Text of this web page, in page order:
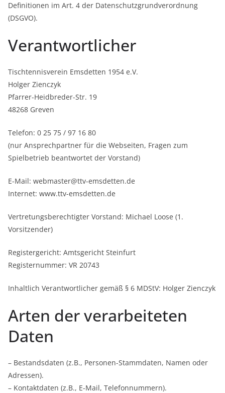
Definitionen im Art. 4 der Datenschutzgrundverordnung
(DSGVO).
Verantwortlicher
Tischtennisverein Emsdetten 1954 e.V.
Holger Zienczyk
Pfarrer-Heidbreder-Str. 19
48268 Greven
Telefon: 0 25 75 / 97 16 80
(nur Ansprechpartner für die Webseiten, Fragen zum
Spielbetrieb beantwortet der Vorstand)
E-Mail: webmaster@ttv-emsdetten.de
Internet: www.ttv-emsdetten.de
Vertretungsberechtigter Vorstand: Michael Loose (1.
Vorsitzender)
Registergericht: Amtsgericht Steinfurt
Registernummer: VR 20743
Inhaltlich Verantwortlicher gemäß § 6 MDStV: Holger Zienczyk
Arten der verarbeiteten
Daten
– Bestandsdaten (z.B., Personen-Stammdaten, Namen oder
Adressen).
– Kontaktdaten (z.B., E-Mail, Telefonnummern).